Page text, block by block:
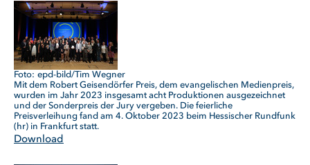
epd-bild/Tim Wegner
Mit dem Robert Geisendörfer Preis, dem evangelischen Medienpreis,
wurden im Jahr 2023 insgesamt acht Produktionen ausgezeichnet
und der Sonderpreis der Jury vergeben. Die feierliche
Preisverleihung fand am 4. Oktober 2023 beim Hessischer Rundfunk
(hr) in Frankfurt statt.
Download